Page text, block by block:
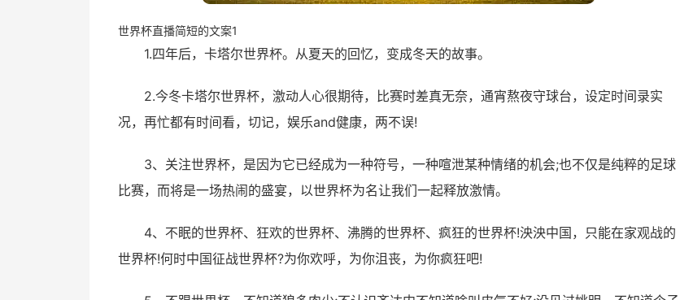
世界杯直播简短的文案1
1.四年后，卡塔尔世界杯。从夏天的回忆，变成冬天的故事。
2.今冬卡塔尔世界杯，激动人心很期待，比赛时差真无奈，通宵熬夜守球台，设定时间录实
况，再忙都有时间看，切记，娱乐and健康，两不误!
3、关注世界杯，是因为它已经成为一种符号，一种喧泄某种情绪的机会;也不仅是纯粹的足球
比赛，而将是一场热闹的盛宴，以世界杯为名让我们一起释放激情。
4、不眠的世界杯、狂欢的世界杯、沸腾的世界杯、疯狂的世界杯!泱泱中国，只能在家观战的
世界杯!何时中国征战世界杯?为你欢呼，为你沮丧，为你疯狂吧!